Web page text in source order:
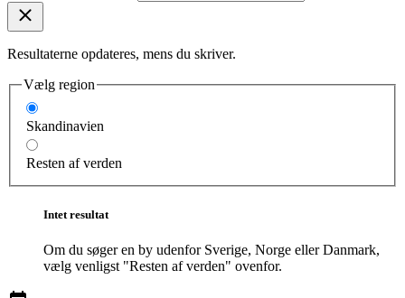
Resultaterne opdateres, mens du skriver.
Vælg region
Skandinavien
Resten af verden
Intet resultat
Om du søger en by udenfor Sverige, Norge eller Danmark,
vælg venligst "Resten af verden" ovenfor.